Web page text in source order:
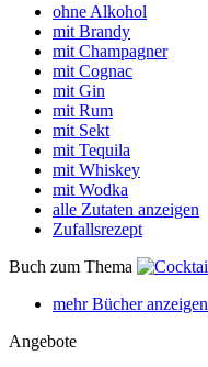
ohne Alkohol
mit Brandy
mit Champagner
mit Cognac
mit Gin
mit Rum
mit Sekt
mit Tequila
mit Whiskey
mit Wodka
alle Zutaten anzeigen
Zufallsrezept
Buch zum Thema
mehr Bücher anzeigen
Angebote